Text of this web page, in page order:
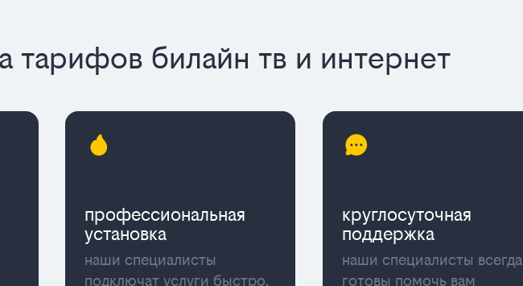
тарифов билайн тв и интернет
профессиональная
установка
наши специалисты
подключат услуги быстро,
круглосуточная
поддержка
наши специалисты всегда
готовы помочь вам